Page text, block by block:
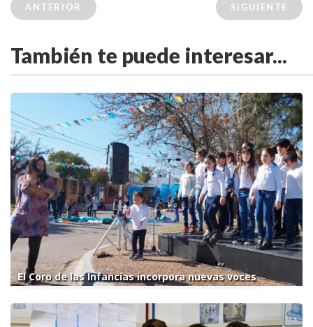
ANTERIOR SIGUIENTE
También te puede interesar...
El Coro de las Infancias incorpora nuevas voces